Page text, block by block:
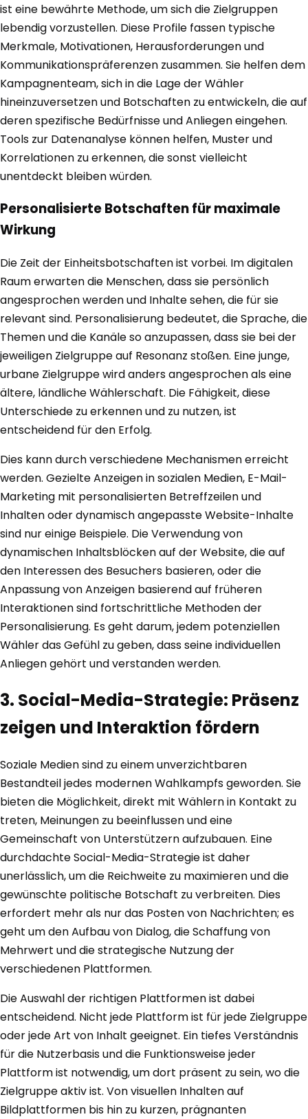
ist eine bewährte Methode, um sich die Zielgruppen
lebendig vorzustellen. Diese Profile fassen typische
Merkmale, Motivationen, Herausforderungen und
Kommunikationspräferenzen zusammen. Sie helfen dem
Kampagnenteam, sich in die Lage der Wähler
hineinzuversetzen und Botschaften zu entwickeln, die auf
deren spezifische Bedürfnisse und Anliegen eingehen.
Tools zur Datenanalyse können helfen, Muster und
Korrelationen zu erkennen, die sonst vielleicht
unentdeckt bleiben würden.
Personalisierte Botschaften für maximale
Wirkung
Die Zeit der Einheitsbotschaften ist vorbei. Im digitalen
Raum erwarten die Menschen, dass sie persönlich
angesprochen werden und Inhalte sehen, die für sie
relevant sind. Personalisierung bedeutet, die Sprache, die
Themen und die Kanäle so anzupassen, dass sie bei der
jeweiligen Zielgruppe auf Resonanz stoßen. Eine junge,
urbane Zielgruppe wird anders angesprochen als eine
ältere, ländliche Wählerschaft. Die Fähigkeit, diese
Unterschiede zu erkennen und zu nutzen, ist
entscheidend für den Erfolg.
Dies kann durch verschiedene Mechanismen erreicht
werden. Gezielte Anzeigen in sozialen Medien, E-Mail-
Marketing mit personalisierten Betreffzeilen und
Inhalten oder dynamisch angepasste Website-Inhalte
sind nur einige Beispiele. Die Verwendung von
dynamischen Inhaltsblöcken auf der Website, die auf
den Interessen des Besuchers basieren, oder die
Anpassung von Anzeigen basierend auf früheren
Interaktionen sind fortschrittliche Methoden der
Personalisierung. Es geht darum, jedem potenziellen
Wähler das Gefühl zu geben, dass seine individuellen
Anliegen gehört und verstanden werden.
3. Social-Media-Strategie: Präsenz
zeigen und Interaktion fördern
Soziale Medien sind zu einem unverzichtbaren
Bestandteil jedes modernen Wahlkampfs geworden. Sie
bieten die Möglichkeit, direkt mit Wählern in Kontakt zu
treten, Meinungen zu beeinflussen und eine
Gemeinschaft von Unterstützern aufzubauen. Eine
durchdachte Social-Media-Strategie ist daher
unerlässlich, um die Reichweite zu maximieren und die
gewünschte politische Botschaft zu verbreiten. Dies
erfordert mehr als nur das Posten von Nachrichten; es
geht um den Aufbau von Dialog, die Schaffung von
Mehrwert und die strategische Nutzung der
verschiedenen Plattformen.
Die Auswahl der richtigen Plattformen ist dabei
entscheidend. Nicht jede Plattform ist für jede Zielgruppe
oder jede Art von Inhalt geeignet. Ein tiefes Verständnis
für die Nutzerbasis und die Funktionsweise jeder
Plattform ist notwendig, um dort präsent zu sein, wo die
Zielgruppe aktiv ist. Von visuellen Inhalten auf
Bildplattformen bis hin zu kurzen, prägnanten